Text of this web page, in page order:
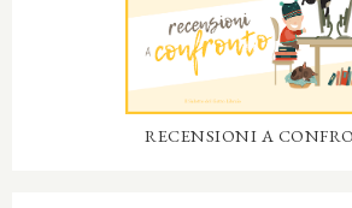
RECENSIONI A